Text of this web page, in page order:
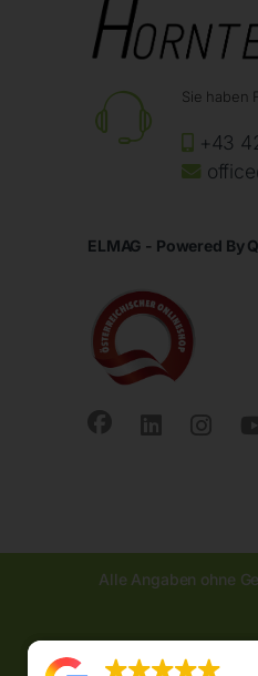
Sie haben
+43
ELMAG - Powered By
Alle Angaben ohne